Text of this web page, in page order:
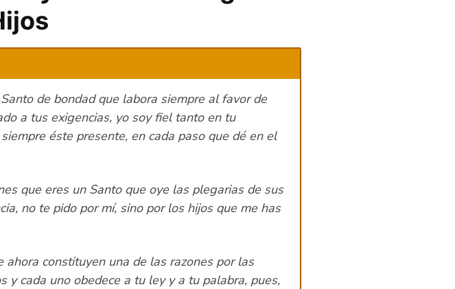
de bondad que labora siempre al favor de
a tus exigencias, yo soy fiel tanto en tu
éste presente, en cada paso que dé en el
que eres un Santo que oye las plegarias de sus
no te pido por mí, sino por los hijos que me has
constituyen una de las razones por las
y cada uno obedece a tu ley y a tu palabra, pues,